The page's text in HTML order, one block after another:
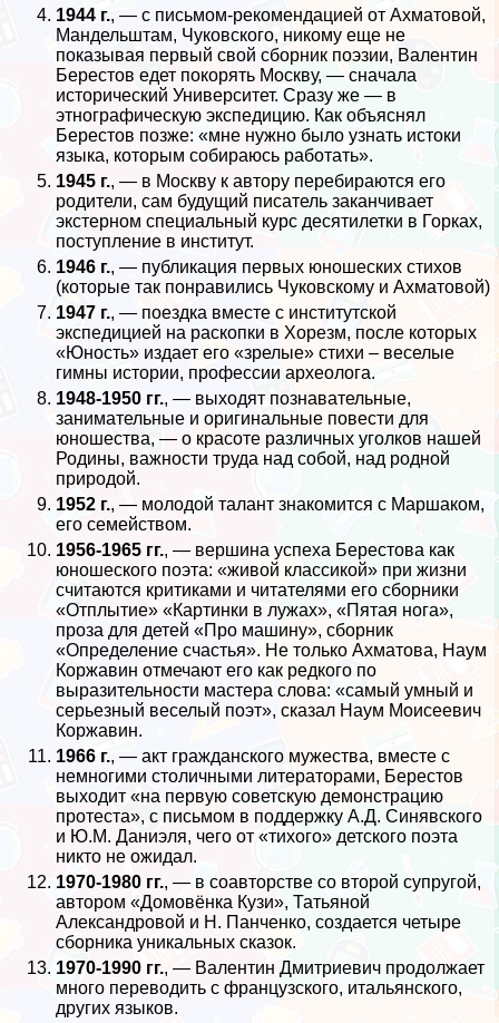
1944 г., — с письмом-рекомендацией от Ахматовой,
Maндельштам, Чуковского, никому еще не
показывая первый свой сборник поэзии, Валентин
Берестов едет покорять Москву, — сначала
исторический Университет. Сразу же — в
этнографическую экспедицию. Как объяснял
Берестов позже: «мне нужно было узнать истоки
языка, которым собираюсь работать».
1945 г., — в Москву к автору перебираются его
родители, сам будущий писатель заканчивает
экстерном специальный курс десятилетки в Горках,
поступление в институт.
1946 г., — публикация первых юношеских стихов
(которые так понравились Чуковскому и Ахматовой)
1947 г., — поездка вместе с институтской
экспедицией на раскопки в Хорезм, после которых
«Юность» издает его «зрелые» стихи – веселые
гимны истории, профессии археолога.
1948-1950 гг., — выходят познавательные,
занимательные и оригинальные повести для
юношества, — о красоте различных уголков нашей
Родины, важности труда над собой, над родной
природой.
1952 г., — молодой талант знакомится с Маршаком,
его семейством.
1956-1965 гг., — вершина успеха Берестова как
юношеского поэта: «живой классикой» при жизни
считаются критиками и читателями его сборники
«Отплытие» «Картинки в лужах», «Пятая нога»,
проза для детей «Про машину», сборник
«Определение счастья». Не только Ахматова, Наум
Коржавин отмечают его как редкого по
выразительности мастера слова: «самый умный и
серьезный веселый поэт», сказал Наум Моисеевич
Коржавин.
1966 г., — акт гражданского мужества, вместе с
немногими столичными литераторами, Берестов
выходит «на первую советскую демонстрацию
протеста», с письмом в поддержку А.Д. Синявского
и Ю.М. Даниэля, чего от «тихого» детского поэта
никто не ожидал.
1970-1980 гг., — в соавторстве со второй супругой,
автором «Домовёнка Кузи», Татьяной
Александровой и Н. Панченко, создается четыре
сборника уникальных сказок.
1970-1990 гг., — Валентин Дмитриевич продолжает
много переводить с французского, итальянского,
других языков.